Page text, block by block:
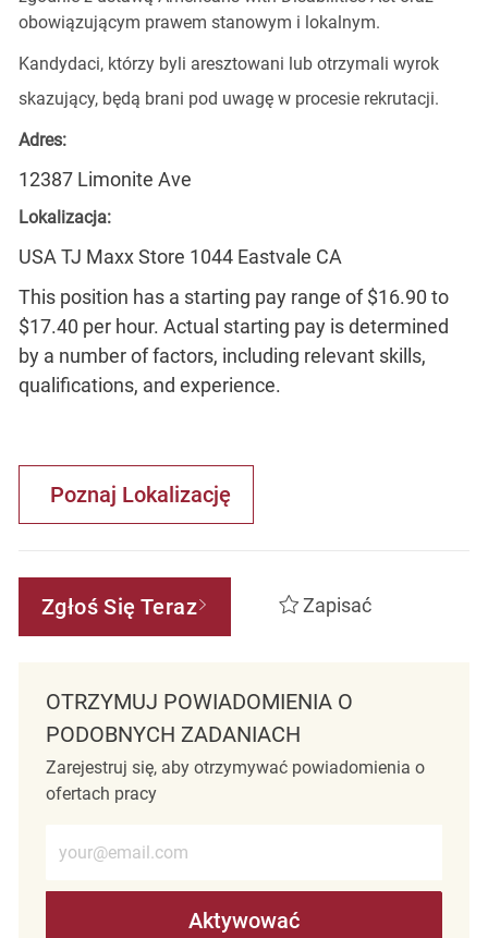
obowiązującym prawem stanowym i lokalnym.
Kandydaci, którzy byli aresztowani lub otrzymali wyrok
skazujący, będą brani pod uwagę w procesie rekrutacji.
Adres:
12387 Limonite Ave
Lokalizacja:
USA TJ Maxx Store 1044 Eastvale CA
This position has a starting pay range of $16.90 to
$17.40 per hour. Actual starting pay is determined
by a number of factors, including relevant skills,
qualifications, and experience.
Poznaj Lokalizację
Zgłoś Się Teraz Zapisać
OTRZYMUJ POWIADOMIENIA O
PODOBNYCH ZADANIACH
Zarejestruj się, aby otrzymywać powiadomienia o
ofertach pracy
Aktywować